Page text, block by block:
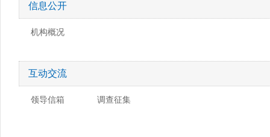
信息公开
机构概况
互动交流
领导信箱 调查征集